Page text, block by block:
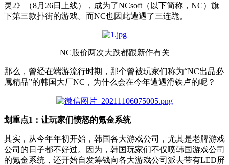
灵2》（8月26日上线），成为了NCsoft（以下简称，NC）旗
下第三款扑街的游戏。而NC也因此遭遇了三连跪。
NC股价两次大跌都跟新作有关
那么，曾经在端游流行时期，那个曾被玩家们称为“NC出品必
属精品”的韩国大厂NC，为什么会在今年遭遇滑铁卢的呢？
划重点1：让玩家们愤怒的氪金系统
其实，从今年年初开始，韩国各大游戏公司，尤其是老牌游戏
公司的日子都不好过。因为，韩国玩家们不仅喷韩国游戏公司
的氪金系统，还开始自发筹钱向各大游戏公司派去带有LED屏